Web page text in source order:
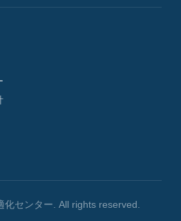
センター. All rights reserved.